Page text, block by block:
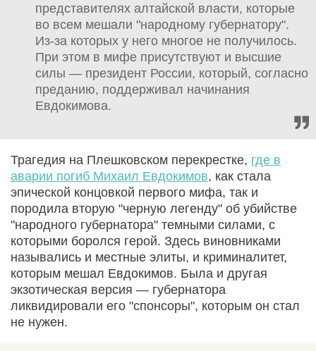
представителях алтайской власти, которые
во всем мешали "народному губернатору".
Из-за которых у него многое не получилось.
При этом в мифе присутствуют и высшие
силы — президент России, который, согласно
преданию, поддерживал начинания
Евдокимова.
Трагедия на Плешковском перекрестке, где в
аварии погиб Михаил Евдокимов, как стала
эпической концовкой первого мифа, так и
породила вторую "черную легенду" об убийстве
"народного губернатора" темными силами, с
которыми боролся герой. Здесь виновниками
назывались и местные элиты, и криминалитет,
которым мешал Евдокимов. Была и другая
экзотическая версия — губернатора
ликвидировали его "спонсоры", которым он стал
не нужен.